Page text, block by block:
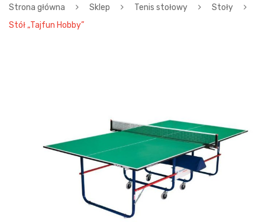
Strona główna Sklep Tenis stołowy
Stoły
Stół „Tajfun Hobby”